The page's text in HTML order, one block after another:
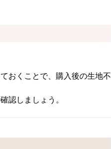
おくことで、購入後の生地不
認しましょう。